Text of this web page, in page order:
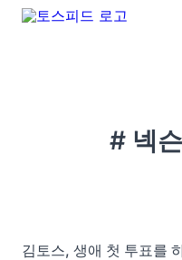
# 넥
김토스, 생애 첫 투표를